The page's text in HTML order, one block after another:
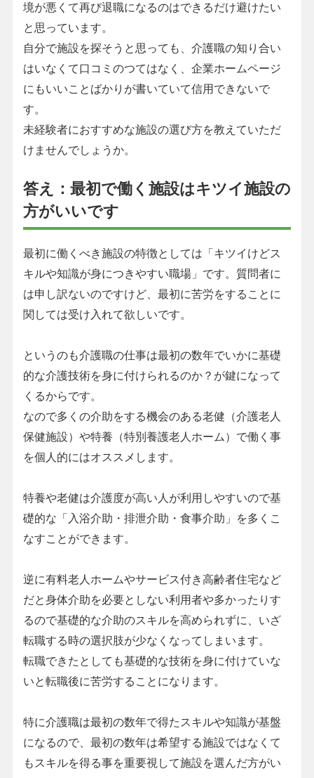
境が悪くて再び退職になるのはできるだけ避けたい
と思っています。
自分で施設を探そうと思っても、介護職の知り合い
はいなくて口コミのつてはなく、企業ホームページ
にもいいことばかりが書いていて信用できないで
す。
未経験者におすすめな施設の選び方を教えていただ
けませんでしょうか。
答え：最初で働く施設はキツイ施設の
方がいいです
最初に働くべき施設の特徴としては「キツイけどス
キルや知識が身につきやすい職場」です。質問者に
は申し訳ないのですけど、最初に苦労をすることに
関しては受け入れて欲しいです。
というのも介護職の仕事は最初の数年でいかに基礎
的な介護技術を身に付けられるのか？が鍵になって
くるからです。
なので多くの介助をする機会のある老健（介護老人
保健施設）や特養（特別養護老人ホーム）で働く事
を個人的にはオススメします。
特養や老健は介護度が高い人が利用しやすいので基
礎的な「入浴介助・排泄介助・食事介助」を多くこ
なすことができます。
逆に有料老人ホームやサービス付き高齢者住宅など
だと身体介助を必要としない利用者や多かったりす
るので基礎的な介助のスキルを高められずに、いざ
転職する時の選択肢が少なくなってしまいます。
転職できたとしても基礎的な技術を身に付けていな
いと転職後に苦労することになります。
特に介護職は最初の数年で得たスキルや知識が基盤
になるので、最初の数年は希望する施設ではなくて
もスキルを得る事を重要視して施設を選んだ方がい